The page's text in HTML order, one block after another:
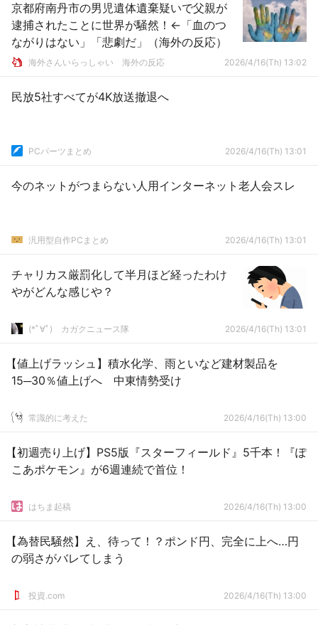
京都府南丹市の男児遺体遺棄疑いで父親が
逮捕されたことに世界が騒然！←「血のつ
ながりはない」「悲劇だ」（海外の反応）
海外さんいらっしゃい 海外の反応 2026/4/16(Th) 13:02
民放5社すべてが4K放送撤退へ
PCパーツまとめ 2026/4/16(Th) 13:01
今のネットがつまらない人用インターネット老人会スレ
汎用型自作PCまとめ 2026/4/16(Th) 13:01
チャリカス厳罰化して半月ほど経ったわけ
やがどんな感じや？
(*ﾟ∀ﾟ)ゞカガクニュース隊 2026/4/16(Th) 13:01
【値上げラッシュ】積水化学、雨といなど建材製品を
15─30％値上げへ 中東情勢受け
常識的に考えた 2026/4/16(Th) 13:00
【初週売り上げ】PS5版『スターフィールド』5千本！『ぽ
こあポケモン』が6週連続で首位！
はちま起稿 2026/4/16(Th) 13:00
【為替民騒然】え、待って！？ポンド円、完全に上へ…円
の弱さがバレてしまう
投資.com 2026/4/16(Th) 13:00